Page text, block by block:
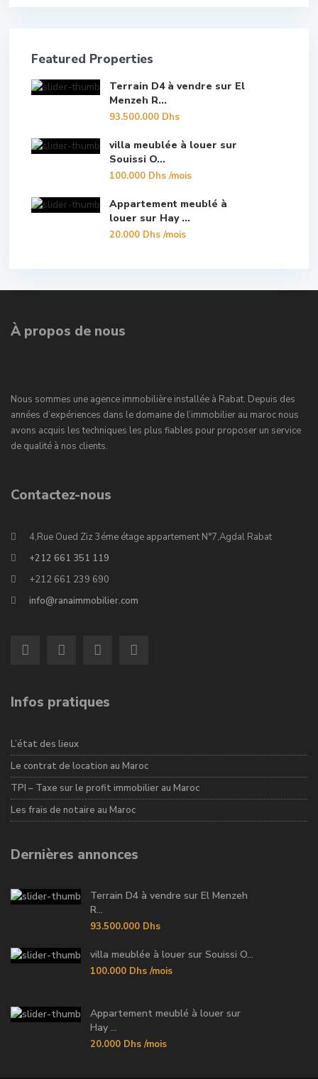
Featured Properties
Terrain D4 à vendre sur El
Menzeh R...
93.500.000 Dhs
villa meublée à louer sur
Souissi O...
100.000 Dhs/mois
Appartement meublé à
louer sur Hay ...
20.000 Dhs/mois
À propos de nous
Nous sommes une agence immobilière installée à Rabat. Depuis des
années d’expériences dans le domaine de l’immobilier au maroc nous
avons acquis les techniques les plus fiables pour proposer un service
de qualité à nos clients.
Contactez-nous
4,Rue Oued Ziz 3éme étage appartement N°7,Agdal Rabat
+212 661 351 119
+212 661 239 690
info@ranaimmobilier.com
Infos pratiques
L’état des lieux
Le contrat de location au Maroc
TPI – Taxe sur le profit immobilier au Maroc
Les frais de notaire au Maroc
Dernières annonces
Terrain D4 à vendre sur El Menzeh
R...
93.500.000 Dhs
villa meublée à louer sur Souissi O...
100.000 Dhs /mois
Appartement meublé à louer sur
Hay ...
20.000 Dhs /mois